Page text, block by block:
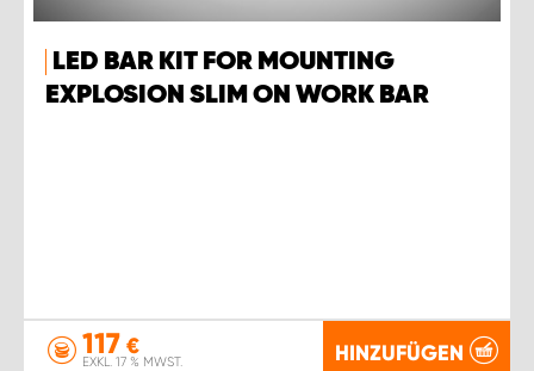
LED BAR KIT FOR MOUNTING
EXPLOSION SLIM ON WORK BAR
117 €
EXKL. 17 % MWST. HINZUFÜGEN